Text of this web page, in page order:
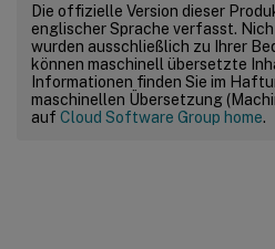
Die offizielle Version dieser
englischer Sprache verfasst.
wurden ausschließlich zu Ihrer
können maschinell übersetzte
Informationen finden Sie im
maschinellen Übersetzung
auf Cloud Software Group home.